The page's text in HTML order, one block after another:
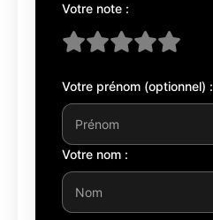
Votre note :
Votre prénom (optionnel) :
Votre nom :